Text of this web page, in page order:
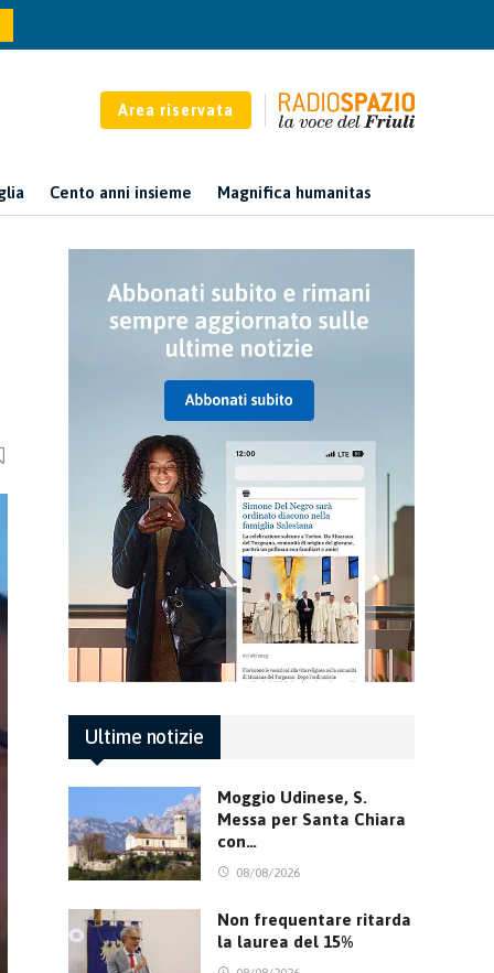
Area riservata
Cento anni insieme Magnifica humanitas
Ultime notizie
Moggio Udinese, S.
Messa per Santa Chiara
con…
08/08/2026
Non frequentare ritarda
la laurea del 15%